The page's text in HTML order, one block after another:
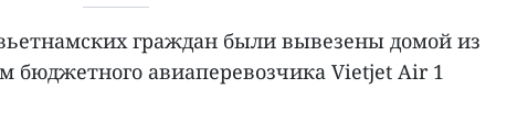
граждан были вывезены домой из
бюджетного авиаперевозчика Vietjet Air 1